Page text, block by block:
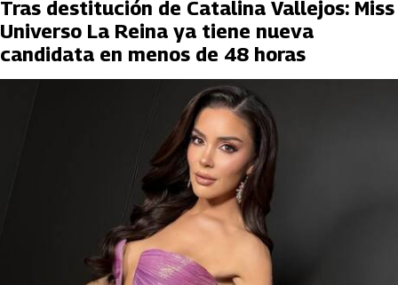
Tras destitución de Catalina Vallejos: Miss
Universo La Reina ya tiene nueva
candidata en menos de 48 horas